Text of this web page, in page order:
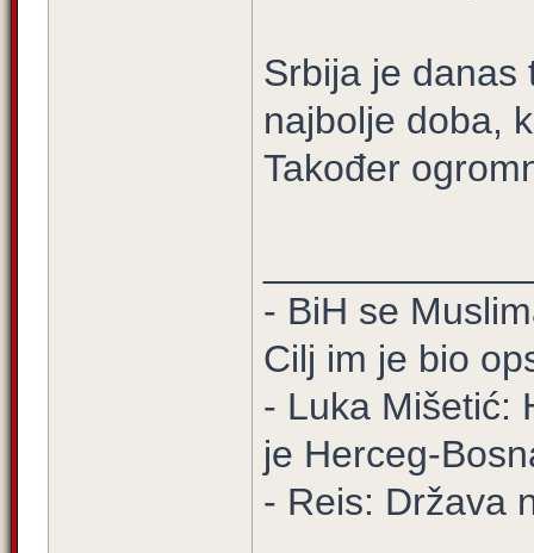
Srbija je danas
najbolje doba,
Također
- BiH se
Cilj im je bio
- Luka Mišetić:
je Herceg-
- Reis: Država